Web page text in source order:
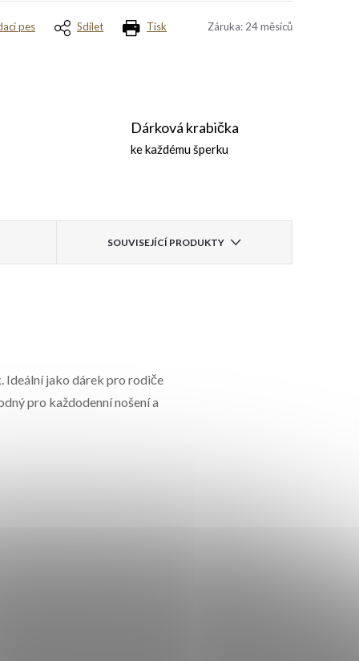
Tisk
pes Sdílet Záruka: 24 měsíců
Dárková krabička
ke každému šperku
SOUVISEJÍCÍ PRODUKTY
Ideální jako dárek pro rodiče
pro každodenní nošení a